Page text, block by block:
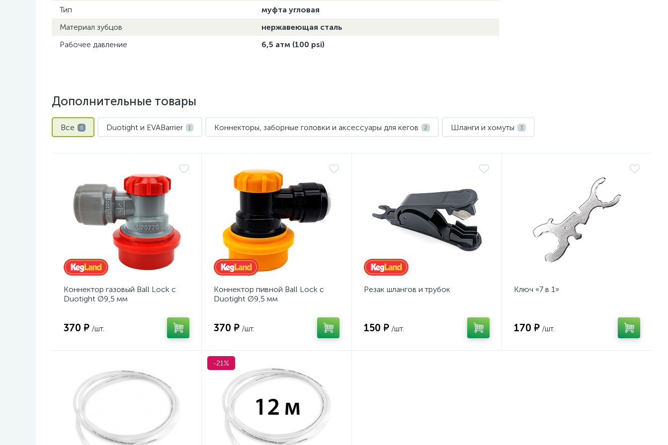
Тип
муфта угловая
Материал зубцов
нержавеющая сталь
Рабочее давление
6,5 атм (100 psi)
Дополнительные товары
Все 6 Duotight и EVABarrier 1 Коннекторы, заборные головки и аксессуары для кегов 2 Шланги и хомуты 3
Коннектор газовый Ball Lock с
Duotight Ø9,5 мм
370 ₽ /шт.
Коннектор пивной Ball Lock с
Duotight Ø9,5 мм
370 ₽ /шт.
Резак шлангов и трубок
150 ₽ /шт.
Ключ «7 в 1»
170 ₽ /шт.
-21%